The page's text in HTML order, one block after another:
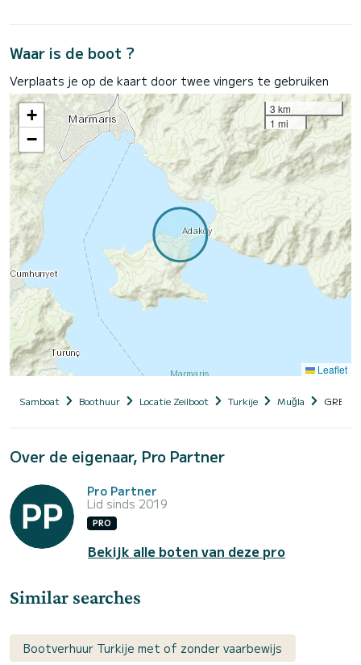
Waar is de boot ?
Verplaats je op de kaart door twee vingers te gebruiken
+
−
3 km
1 mi
Leaflet
Samboat Boothuur Locatie Zeilboot Turkije Muğla GREY
Over de eigenaar, Pro Partner
Pro Partner
Lid sinds 2019
PRO
Bekijk alle boten van deze pro
Similar searches
Bootverhuur Turkije met of zonder vaarbewijs